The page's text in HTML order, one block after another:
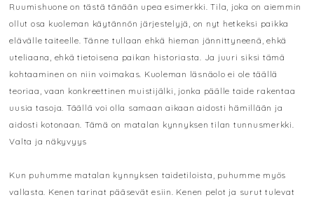
Ruumishuone on tästä tänään upea esimerkki. Tila, joka on aiemmin
ollut osa kuoleman käytännön järjestelyjä, on nyt hetkeksi paikka
elävälle taiteelle. Tänne tullaan ehkä hieman jännittyneenä, ehkä
uteliaana, ehkä tietoisena paikan historiasta. Ja juuri siksi tämä
kohtaaminen on niin voimakas. Kuoleman läsnäolo ei ole täällä
teoriaa, vaan konkreettinen muistijälki, jonka päälle taide rakentaa
uusia tasoja. Täällä voi olla samaan aikaan aidosti hämillään ja
aidosti kotonaan. Tämä on matalan kynnyksen tilan tunnusmerkki.
Valta ja näkyvyys
Kun puhumme matalan kynnyksen taidetiloista, puhumme myös
vallasta. Kenen tarinat pääsevät esiin. Kenen pelot ja surut tulevat